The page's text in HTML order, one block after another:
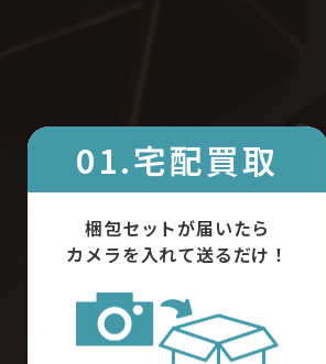
01.宅配買取
梱包セットが届いたら
カメラを入れて送るだけ！